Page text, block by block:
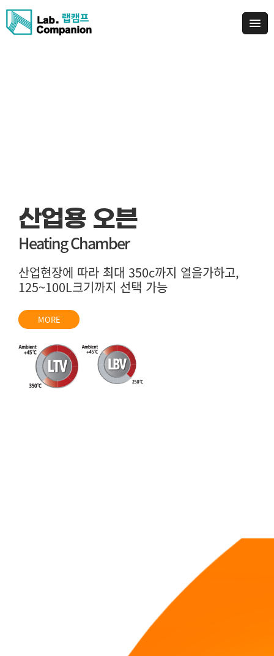
산업용 오븐
Heating Chamber
산업현장에 따라 최대 350c까지 열을가하고,
125~100L크기까지 선택 가능
MORE
항온항습기
Temperature & Humidity Chamber
신뢰성, 내구성, 기후, 동결 저항성, 품질 보증,
내열성 테스트
MORE
항온 순환 수조
Bath Circulator
General Application
내/외부 온도 조절: 분광광도계, 굴절계,
컬럼크로마토크래피, 회전식 감압농축기 등
MORE